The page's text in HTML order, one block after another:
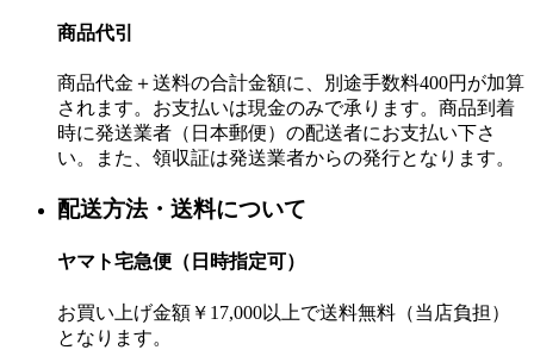
商品代引
商品代金＋送料の合計金額に、別途手数料400円が加算
されます。お支払いは現金のみで承ります。商品到着
時に発送業者（日本郵便）の配送者にお支払い下さ
い。また、領収証は発送業者からの発行となります。
配送方法・送料について
ヤマト宅急便（日時指定可）
お買い上げ金額￥17,000以上で送料無料（当店負担）
となります。